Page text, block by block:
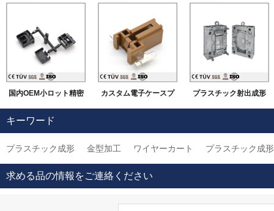
国内OEM小ロット精密
真空鋳造成型製品
カスタム電子ケースプ
射出成型金型の成形サ
プラスチック射出成形
型
キーワード
プラスチック成形 金型加工 ワイヤーカート プラスチック成
求める品の情報をご連絡ください